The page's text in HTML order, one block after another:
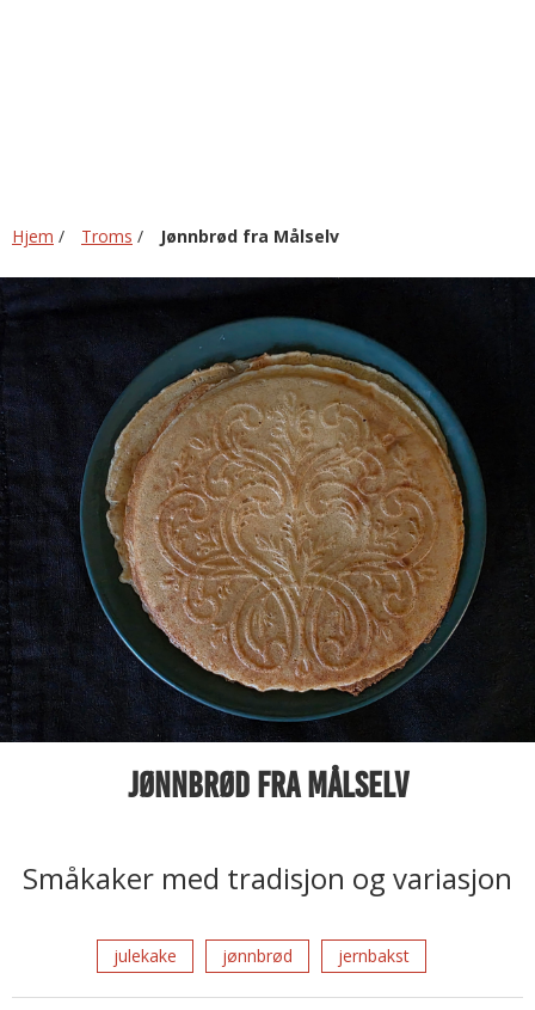
Hjem / Troms / Jønnbrød fra Målselv
Jønnbrød fra Målselv
Småkaker med tradisjon og variasjon
julekake jønnbrød jernbakst